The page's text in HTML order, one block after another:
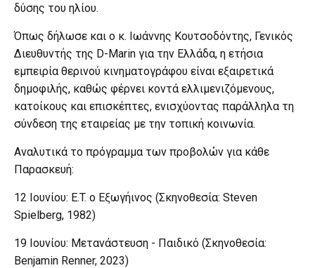
δύσης του ηλίου.
Όπως δήλωσε και ο κ. Ιωάννης Κουτσοδόντης, Γενικός
Διευθυντής της D-Marin για την Ελλάδα, η ετήσια
εμπειρία θερινού κινηματογράφου είναι εξαιρετικά
δημοφιλής, καθώς φέρνει κοντά ελλιμενιζόμενους,
κατοίκους και επισκέπτες, ενισχύοντας παράλληλα τη
σύνδεση της εταιρείας με την τοπική κοινωνία.
Αναλυτικά το πρόγραμμα των προβολών για κάθε
Παρασκευή:
12 Ιουνίου: E.T. ο Εξωγήινος (Σκηνοθεσία: Steven
Spielberg, 1982)
19 Ιουνίου: Μετανάστευση - Παιδικό (Σκηνοθεσία:
Benjamin Renner, 2023)